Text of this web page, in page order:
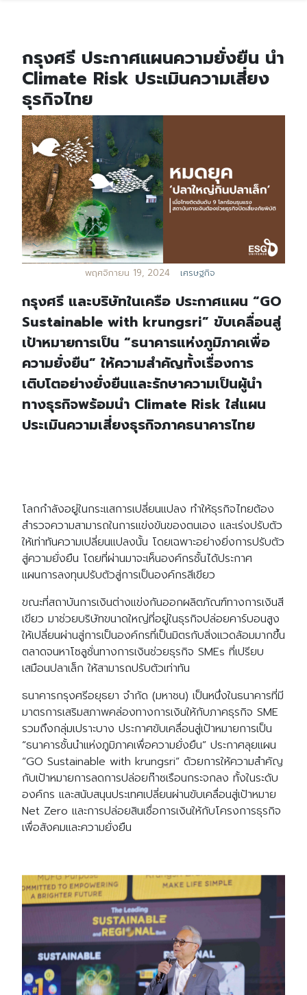
กรุงศรี ประกาศแผนความยั่งยืน นำ
Climate Risk ประเมินความเสี่ยง
ธุรกิจไทย
พฤศจิกายน 19, 2024 เศรษฐกิจ
กรุงศรี และบริษัทในเครือ ประกาศแผน “GO
Sustainable with krungsri” ขับเคลื่อนสู่
เป้าหมายการเป็น “ธนาคารแห่งภูมิภาคเพื่อ
ความยั่งยืน” ให้ความสำคัญทั้งเรื่องการ
เติบโตอย่างยั่งยืนและรักษาความเป็นผู้นำ
ทางธุรกิจพร้อมนำ​ Climate Risk ใส่แผน
ประเมินความเสี่ยงธุรกิจภาคธนาคารไทย
โลกกำลังอยู่ในกระแสการเปลี่ยนแปลง ทำให้ธุรกิจไทยต้อง
สำรวจความสามารถในการแข่งขันของตนเอง และเร่งปรับตัว
ให้เท่าทันความเปลี่ยนแปลงนั้น โดยเฉพาะอย่างยิ่งการปรับตัว
สู่ความยั่งยืน โดยที่ผ่านมาจะเห็นองค์กรชั้นได้ประกาศ
แผนการลงทุนปรับตัวสู่การเป็นองค์กรสีเขียว
ขณะที่สถาบันการเงินต่างแข่งกันออกผลิตภัณฑ์ทางการเงินสี
เขียว มาช่วยบริษัทขนาดใหญ่ที่อยู่ในธุรกิจปล่อยคาร์บอนสูง
ให้เปลี่ยนผ่านสู่การเป็นองค์กรที่เป็นมิตรกับสิ่งแวดล้อมมากขึ้น
ตลาดจนหาโซลูชั่นทางการเงินช่วยธุรกิจ SMEs ที่เปรียบ
เสมือนปลาเล็ก ให้สามารถปรับตัวเท่าทัน
ธนาคารกรุงศรีอยุธยา จำกัด (มหาชน) เป็นหนึ่งในธนาคารที่มี
มาตรการเสริมสภาพคล่องทางการเงินให้กับภาคธุรกิจ SME
รวมถึงกลุ่มเปราะบาง ประกาศขับเคลื่อนสู่เป้าหมายการเป็น
“ธนาคารชั้นนำแห่งภูมิภาคเพื่อความยั่งยืน” ประกาศลุยแผน
“GO Sustainable with krungsri” ด้วยการให้ความสำคัญ
กับเป้าหมายการลดการปล่อยก๊าซเรือนกระจกลง ทั้งในระดับ
องค์กร และสนับสนุนประเทศเปลี่ยนผ่านขับเคลื่อนสู่เป้าหมาย
Net Zero และการปล่อยสินเชื่อการเงินให้กับโครงการธุรกิจ
เพื่อสังคมและความยั่งยืน